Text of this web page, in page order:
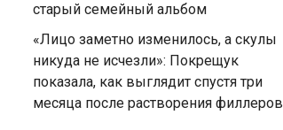
старый семейный альбом
«Лицо заметно изменилось, а скулы
никуда не исчезли»: Покрещук
показала, как выглядит спустя три
месяца после растворения филлеров